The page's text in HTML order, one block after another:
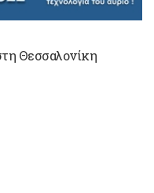
Θεσσαλονίκη